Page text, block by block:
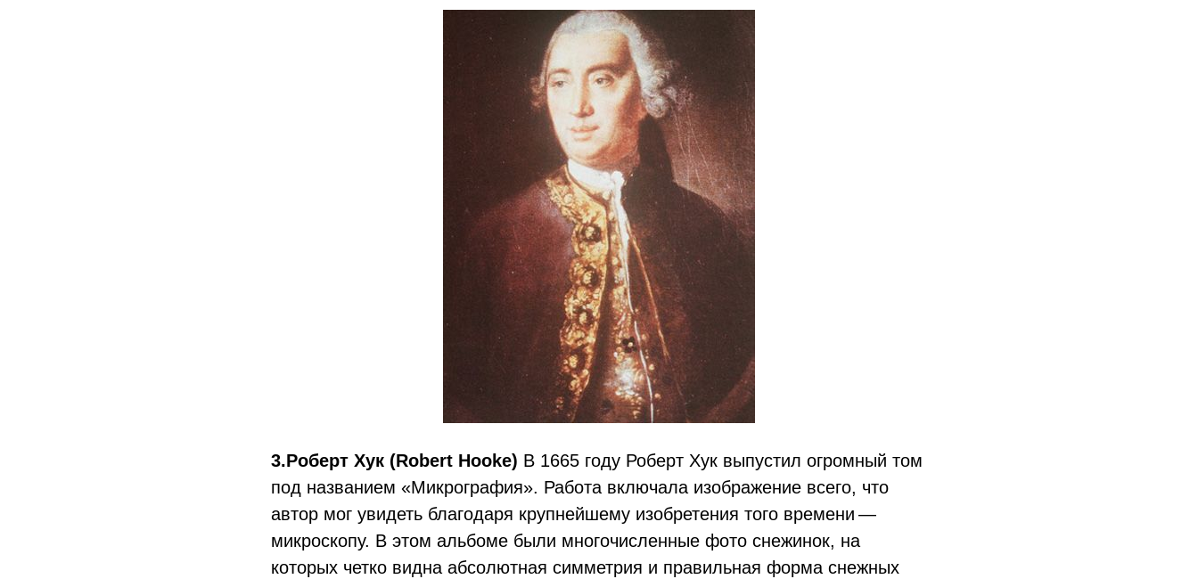
3.Роберт Хук (Robert Hooke) В 1665 году Роберт Хук выпустил огромный том
под названием «Микрография». Работа включала изображение всего, что
автор мог увидеть благодаря крупнейшему изобретения того времени —
микроскопу. В этом альбоме были многочисленные фото снежинок, на
которых четко видна абсолютная симметрия и правильная форма снежных